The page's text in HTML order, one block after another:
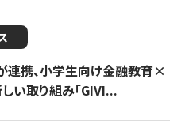
連携、小学生向け金融教育×
い取り組み「GIVI...